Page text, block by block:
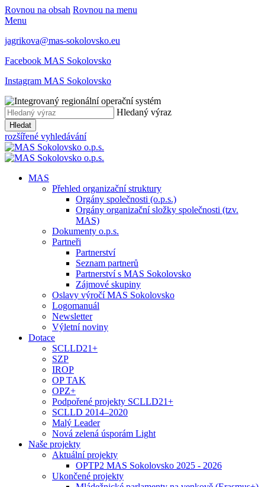
Rovnou na obsah Rovnou na menu
Menu
jagrikova@mas-sokolovsko.eu
Facebook MAS Sokolovsko
Instagram MAS Sokolovsko
Hledaný výraz
Hledat
rozšířené vyhledávání
MAS
Přehled organizační struktury
Orgány společnosti (o.p.s.)
Orgány organizační složky společnosti (tzv.
MAS)
Dokumenty o.p.s.
Partneři
Partnerství
Seznam partnerů
Partnerství s MAS Sokolovsko
Zájmové skupiny
Oslavy výročí MAS Sokolovsko
Logomanuál
Newsletter
Výletní noviny
Dotace
SCLLD21+
SZP
IROP
OP TAK
OPZ+
Podpořené projekty SCLLD21+
SCLLD 2014–2020
Malý Leader
Nová zelená úsporám Light
Naše projekty
Aktuální projekty
OPTP2 MAS Sokolovsko 2025 - 2026
Ukončené projekty